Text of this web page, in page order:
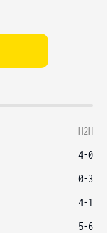
H2H
4-0
0-3
4-1
5-6